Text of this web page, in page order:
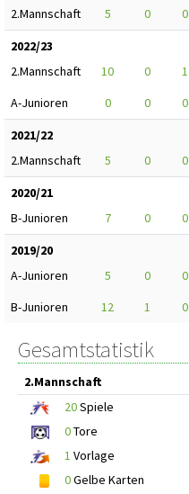
2.Mannschaft
5 0 0
2022/23
2.Mannschaft
10 0 1
A-Junioren
0 0 0
2021/22
2.Mannschaft
5 0 0
2020/21
B-Junioren
7 0 0
2019/20
A-Junioren
5 0 0
B-Junioren
12 1 0
Gesamtstatistik
2.Mannschaft
20Spiele
0Tore
1 Vorlage
0Gelbe Karten